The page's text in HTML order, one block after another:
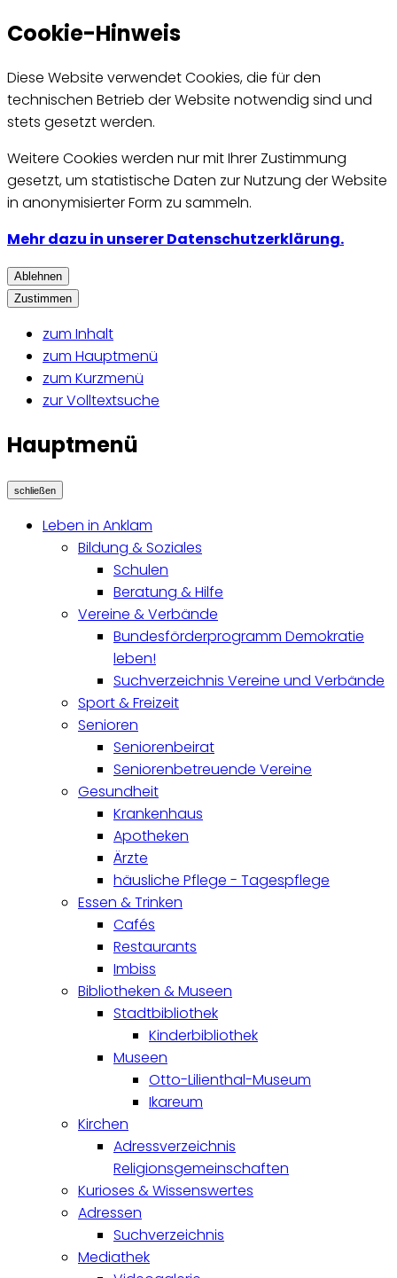
Cookie-Hinweis
Diese Website verwendet Cookies, die für den
technischen Betrieb der Website notwendig sind und
stets gesetzt werden.
Weitere Cookies werden nur mit Ihrer Zustimmung
gesetzt, um statistische Daten zur Nutzung der Website
in anonymisierter Form zu sammeln.
Mehr dazu in unserer Datenschutzerklärung.
Ablehnen
Zustimmen
zum Inhalt
zum Hauptmenü
zum Kurzmenü
zur Volltextsuche
Hauptmenü
schließen
Leben in Anklam
Bildung & Soziales
Schulen
Beratung & Hilfe
Vereine & Verbände
Bundesförderprogramm Demokratie
leben!
Suchverzeichnis Vereine und Verbände
Sport & Freizeit
Senioren
Seniorenbeirat
Seniorenbetreuende Vereine
Gesundheit
Krankenhaus
Apotheken
Ärzte
häusliche Pflege - Tagespflege
Essen & Trinken
Cafés
Restaurants
Imbiss
Bibliotheken & Museen
Stadtbibliothek
Kinderbibliothek
Museen
Otto-Lilienthal-Museum
Ikareum
Kirchen
Adressverzeichnis
Religionsgemeinschaften
Kurioses & Wissenswertes
Adressen
Suchverzeichnis
Mediathek